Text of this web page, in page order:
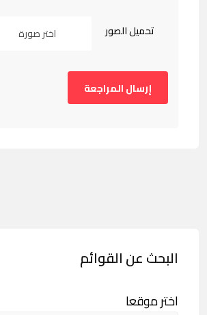
تحميل الصور اختر صورة
البحث عن القوائم
اختر موقعا